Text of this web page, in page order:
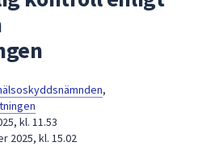
kommer
under
piltangenterna
,
kl. 11.53
2025, kl. 15.02